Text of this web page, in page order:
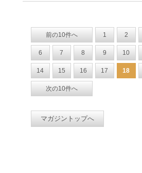
前の10件へ 1 2
6 7 8 9 10
14 15 16 17 18
次の10件へ
マガジントップへ